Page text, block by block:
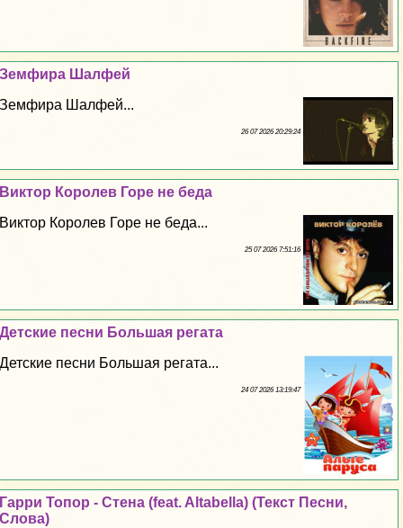
Земфира Шалфей
Земфира Шалфей...
26 07 2026 20:29:24
Виктор Королев Горе не беда
Виктор Королев Горе не беда...
25 07 2026 7:51:16
Детские песни Большая регата
Детские песни Большая регата...
24 07 2026 13:19:47
Гарри Топор - Стена (feat. Altabella) (Текст Песни,
Слова)